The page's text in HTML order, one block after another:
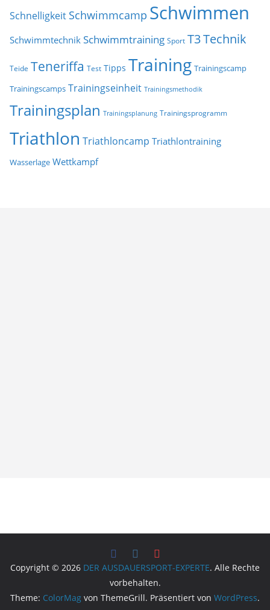
Schnelligkeit Schwimmcamp Schwimmen
Schwimmtechnik Schwimmtraining Sport T3Technik
Teide Teneriffa Test Tipps Training Trainingscamp
Trainingscamps Trainingseinheit Trainingsmethodik
Trainingsplan Trainingsplanung Trainingsprogramm
Triathlon Triathloncamp Triathlontraining
Wasserlage Wettkampf
Copyright © 2026 DER AUSDAUERSPORT-EXPERTE. Alle Rechte
vorbehalten.
Theme: ColorMag von ThemeGrill. Präsentiert von WordPress.